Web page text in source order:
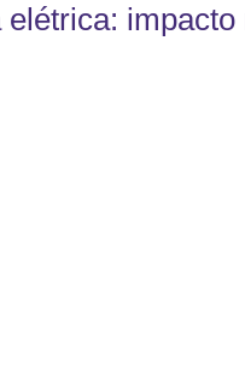
impacto